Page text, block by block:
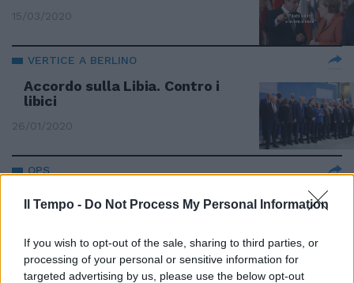
Il Tempo - Do Not Process My Personal Information
If you wish to opt-out of the sale, sharing to third parties, or
processing of your personal or sensitive information for
targeted advertising by us, please use the below opt-out
15/03/2020
VERTICE A BERLINO
Accordo sulla Libia. Contro i
libici
26/01/2020
OPS
Angela Merkel, scivolone in
platea: la Cancelliera fa il botto
CRISI IN CONFERENZA